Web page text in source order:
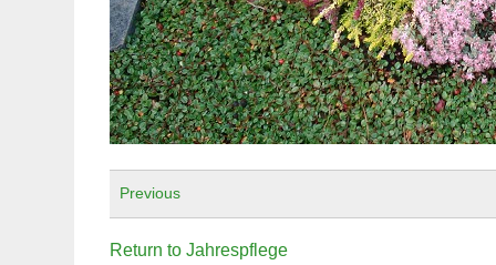
Previous
Return to Jahrespflege